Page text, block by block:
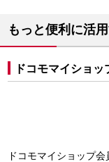
もっと便利に活
ドコモマイショッ
ドコモマイショップ